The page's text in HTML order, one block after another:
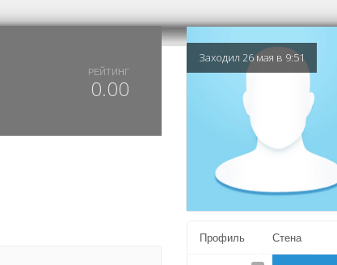
РЕЙТИНГ
0.00
Заходил 26 мая в 9:51
Профиль Стена